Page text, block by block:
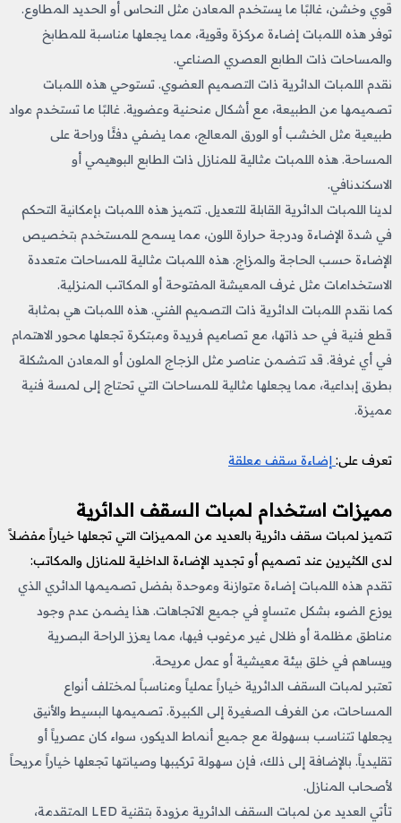
قوي وخشن، غالبًا ما يستخدم المعادن مثل النحاس أو الحديد المطاوع.
توفر هذه اللمبات إضاءة مركزة وقوية، مما يجعلها مناسبة للمطابخ
والمساحات ذات الطابع العصري الصناعي.
نقدم اللمبات الدائرية ذات التصميم العضوي. تستوحي هذه اللمبات
تصميمها من الطبيعة، مع أشكال منحنية وعضوية. غالبًا ما تستخدم مواد
طبيعية مثل الخشب أو الورق المعالج، مما يضفي دفئًا وراحة على
المساحة. هذه اللمبات مثالية للمنازل ذات الطابع البوهيمي أو
الاسكندنافي.
لدينا اللمبات الدائرية القابلة للتعديل. تتميز هذه اللمبات بإمكانية التحكم
في شدة الإضاءة ودرجة حرارة اللون، مما يسمح للمستخدم بتخصيص
الإضاءة حسب الحاجة والمزاج. هذه اللمبات مثالية للمساحات متعددة
الاستخدامات مثل غرف المعيشة المفتوحة أو المكاتب المنزلية.
كما نقدم اللمبات الدائرية ذات التصميم الفني. هذه اللمبات هي بمثابة
قطع فنية في حد ذاتها، مع تصاميم فريدة ومبتكرة تجعلها محور الاهتمام
في أي غرفة. قد تتضمن عناصر مثل الزجاج الملون أو المعادن المشكلة
بطرق إبداعية، مما يجعلها مثالية للمساحات التي تحتاج إلى لمسة فنية
مميزة.
تعرف على: إضاءة سقف معلقة
مميزات استخدام لمبات السقف الدائرية
تتميز لمبات سقف دائرية بالعديد من المميزات التي تجعلها خياراً مفضلاً
لدى الكثيرين عند تصميم أو تجديد الإضاءة الداخلية للمنازل والمكاتب:
تقدم هذه اللمبات إضاءة متوازنة وموحدة بفضل تصميمها الدائري الذي
يوزع الضوء بشكل متساوٍ في جميع الاتجاهات. هذا يضمن عدم وجود
مناطق مظلمة أو ظلال غير مرغوب فيها، مما يعزز الراحة البصرية
ويساهم في خلق بيئة معيشية أو عمل مريحة.
تعتبر لمبات السقف الدائرية خياراً عملياً ومناسباً لمختلف أنواع
المساحات، من الغرف الصغيرة إلى الكبيرة. تصميمها البسيط والأنيق
يجعلها تتناسب بسهولة مع جميع أنماط الديكور، سواء كان عصرياً أو
تقليدياً. بالإضافة إلى ذلك، فإن سهولة تركيبها وصيانتها تجعلها خياراً مريحاً
لأصحاب المنازل.
تأتي العديد من لمبات السقف الدائرية مزودة بتقنية LED المتقدمة،